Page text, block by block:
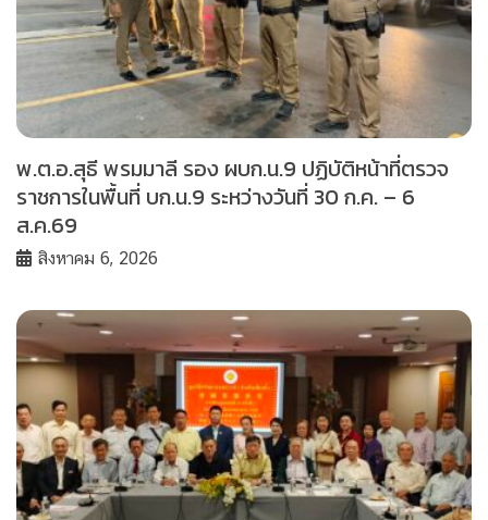
พ.ต.อ.สุธี พรมมาลี รอง ผบก.น.9 ปฏิบัติหน้าที่ตรวจ
ราชการในพื้นที่ บก.น.9 ระหว่างวันที่ 30 ก.ค. – 6
ส.ค.69
สิงหาคม 6, 2026